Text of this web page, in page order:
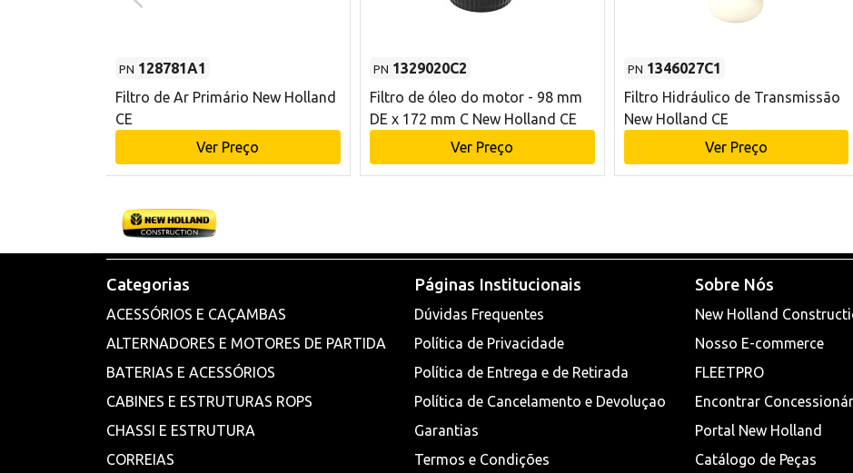
PN 128781A1
Filtro de Ar Primário New Holland
CE
Ver Preço
PN 1329020C2
Filtro de óleo do motor - 98 mm
DE x 172 mm C New Holland CE
Ver Preço
PN 1346027C1
Filtro Hidráulico de Transmissão
New Holland CE
Ver Preço
Categorias
ACESSÓRIOS E CAÇAMBAS
ALTERNADORES E MOTORES DE PARTIDA
BATERIAS E ACESSÓRIOS
CABINES E ESTRUTURAS ROPS
CHASSI E ESTRUTURA
CORREIAS
Páginas Institucionais
Dúvidas Frequentes
Política de Privacidade
Política de Entrega e de Retirada
Política de Cancelamento e Devoluçao
Garantias
Termos e Condições
Sobre Nós
New Holland
Nosso E-commerce
FLEETPRO
Encontrar
Portal New Holland
Catálogo de Peças